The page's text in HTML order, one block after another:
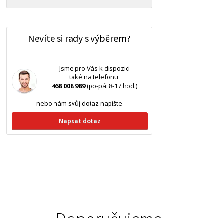
Nevíte si rady s výběrem?
Jsme pro Vás k dispozici
také na telefonu
468 008 989(po-pá: 8-17 hod.)
nebo nám svůj dotaz napište
Napsat dotaz